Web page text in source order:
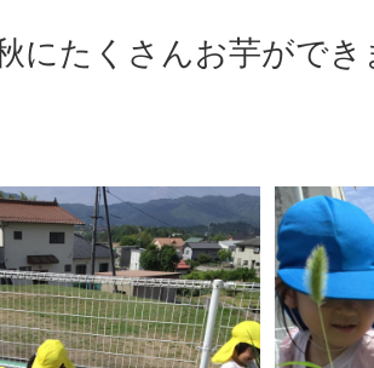
にたくさんお芋がで